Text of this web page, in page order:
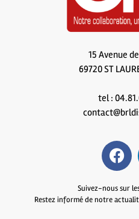
15 Avenue
69720 ST
tel :
Suivez-nous sur
Restez informé de notre